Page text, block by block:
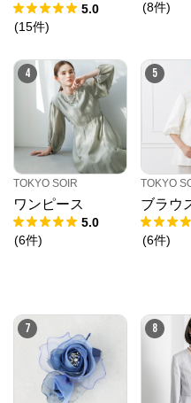
5.0
(15件)
(8件)
4
TOKYO SOIR
ワンピース
5.0
(6件)
5
TOKYO
ブラウ
(6件)
7 8